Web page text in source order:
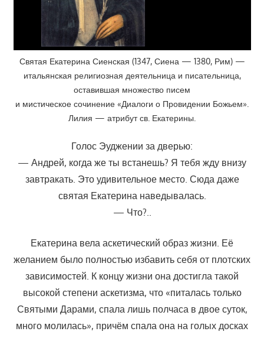
Святая Екатерина Сиенская (1347, Сиена — 1380, Рим) —
итальянская религиозная деятельница и писательница,
оставившая множество писем
и мистическое сочинение «Диалоги о Провидении Божьем».
Лилия — атрибут св. Екатерины.
Голос Эуджении за дверью:
— Андрей, когда же ты встанешь? Я тебя жду внизу
завтракать. Это удивительное место. Сюда даже
святая Екатерина наведывалась.
— Что?..
Екатерина вела аскетический образ жизни. Её
желанием было полностью избавить себя от плотских
зависимостей. К концу жизни она достигла такой
высокой степени аскетизма, что «питалась только
Святыми Дарами, спала лишь полчаса в двое суток,
много молилась», причём спала она на голых досках